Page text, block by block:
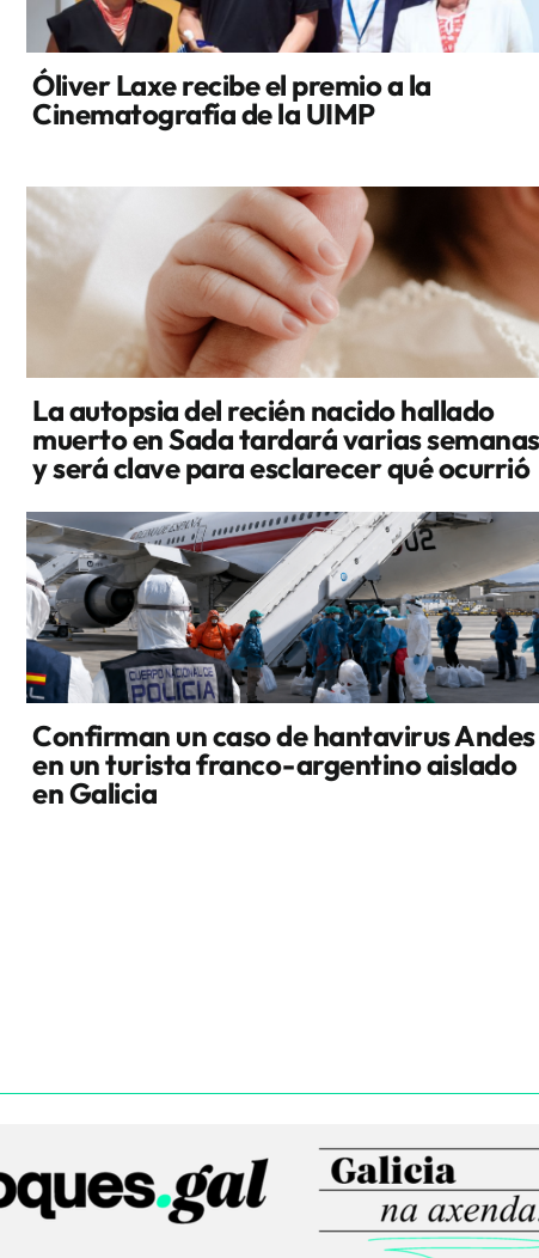
Óliver Laxe recibe el premio a la
Cinematografía de la UIMP
La autopsia del recién nacido hallado
muerto en Sada tardará varias semanas
y será clave para esclarecer qué ocurrió
Confirman un caso de hantavirus Andes
en un turista franco-argentino aislado
en Galicia